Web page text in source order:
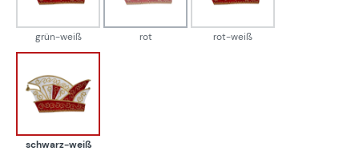
grün-weiß rot rot-weiß
schwarz-weiß
schwarz-weiß